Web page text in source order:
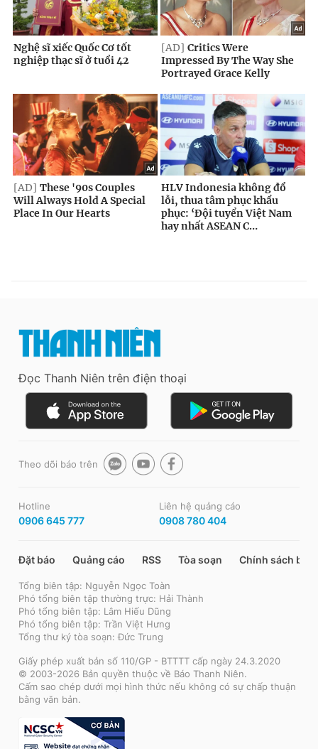
Đọc Thanh Niên trên điện thoại
Theo dõi báo trên
Hotline
0906 645 777
Liên hệ quảng cáo
0908 780 404
Đặt báo Quảng cáo RSS Tòa soạn Chính sách bảo
Tổng biên tập: Nguyễn Ngọc Toàn
Phó tổng biên tập thường trực: Hải Thành
Phó tổng biên tập: Lâm Hiếu Dũng
Phó tổng biên tập: Trần Việt Hưng
Tổng thư ký tòa soạn: Đức Trung
Giấy phép xuất bản số 110/GP - BTTTT cấp ngày 24.3.2020
© 2003-2026 Bản quyền thuộc về Báo Thanh Niên.
Cấm sao chép dưới mọi hình thức nếu không có sự chấp thuận
bằng văn bản.